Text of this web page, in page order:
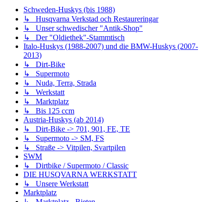
Schweden-Huskys (bis 1988)
↳ Husqvarna Verkstad och Restaureringar
↳ Unser schwedischer "Antik-Shop"
↳ Der "Oldiethek"-Stammtisch
Italo-Huskys (1988-2007) und die BMW-Huskys (2007-
2013)
↳ Dirt-Bike
↳ Supermoto
↳ Nuda, Terra, Strada
↳ Werkstatt
↳ Marktplatz
↳ Bis 125 ccm
Austria-Huskys (ab 2014)
↳ Dirt-Bike -> 701, 901, FE, TE
↳ Supermoto -> SM, FS
↳ Straße -> Vitpilen, Svartpilen
SWM
↳ Dirtbike / Supermoto / Classic
DIE HUSQVARNA WERKSTATT
↳ Unsere Werkstatt
Marktplatz